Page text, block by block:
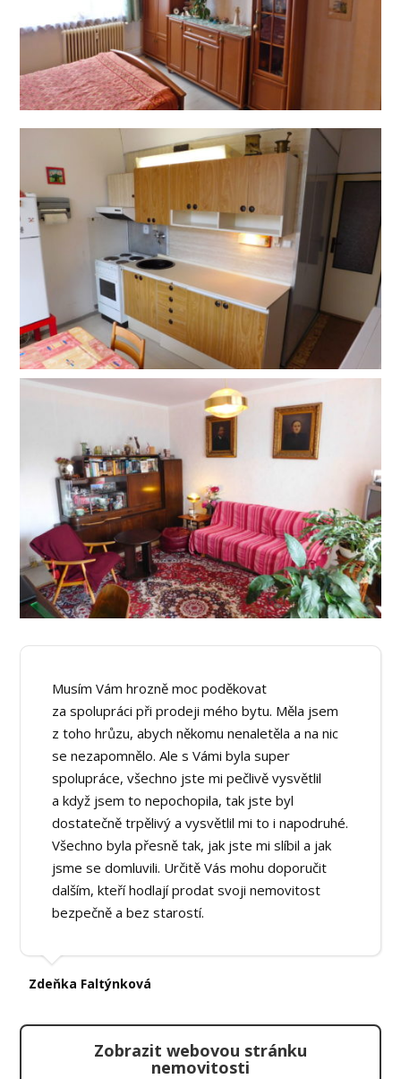
Musím Vám hrozně moc poděkovat
za spolupráci při prodeji mého bytu. Měla jsem
z toho hrůzu, abych někomu nenaletěla a na nic
se nezapomnělo. Ale s Vámi byla super
spolupráce, všechno jste mi pečlivě vysvětlil
a když jsem to nepochopila, tak jste byl
dostatečně trpělivý a vysvětlil mi to i napodruhé.
Všechno byla přesně tak, jak jste mi slíbil a jak
jsme se domluvili. Určitě Vás mohu doporučit
dalším, kteří hodlají prodat svoji nemovitost
bezpečně a bez starostí.
Zdeňka Faltýnková
Zobrazit webovou stránku
nemovitosti